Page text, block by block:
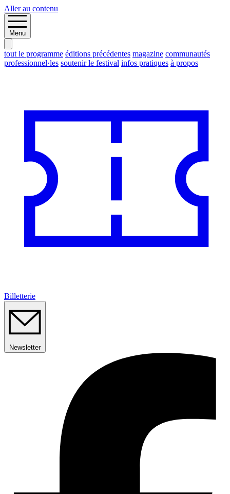
Aller au contenu
Menu
tout le programme éditions précédentes magazine communautés
professionnel·les soutenir le festival infos pratiques à propos
Billetterie
Newsletter